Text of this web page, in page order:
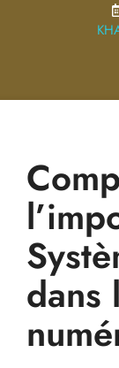
dans